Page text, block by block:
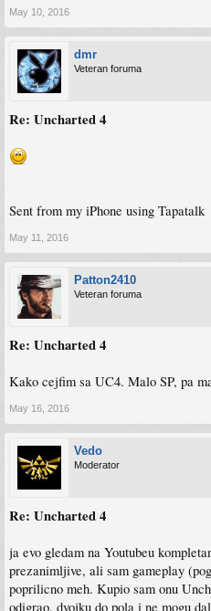
May 10, 2016
dmr
Veteran foruma
Re: Uncharted 4
Sent from my iPhone using Tapatalk
May 11, 2016
Patton2410
Veteran foruma
Re: Uncharted 4
Kako cejfim sa UC4. Malo SP, pa
May 16, 2016
Vedo
Moderator
Re: Uncharted 4
ja evo gledam na Youtubeu
prezanimljive, ali sam gameplay
poprilicno meh. Kupio sam onu
odigrao, dvojku do pola i ne mogu